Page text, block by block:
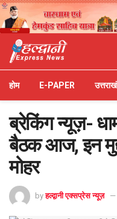
होम E-PAPER
ब्रेकिंग न्यूज़-
बैठक आज, इन
मोहर
by हल्द्वानी एक्सप्रेस न्यूज़